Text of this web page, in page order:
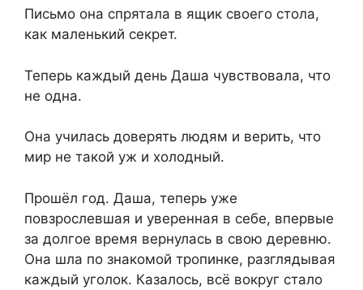
Письмо она спрятала в ящик своего стола,
как маленький секрет.
Теперь каждый день Даша чувствовала, что
не одна.
Она училась доверять людям и верить, что
мир не такой уж и холодный.
Прошёл год. Даша,⁨ теперь уже
повзрослевшая и уверенная в себе, впервые
за долгое время вернулась в свою деревню.
Она шла по знакомой тропинке,⁨ разглядывая
каждый уголок. Казалось,⁨ всё вокруг стало